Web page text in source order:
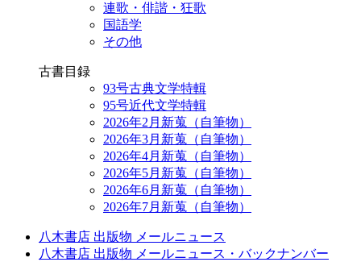
連歌・俳諧・狂歌
国語学
その他
古書目録
93号古典文学特輯
95号近代文学特輯
2026年2月新蒐（自筆物）
2026年3月新蒐（自筆物）
2026年4月新蒐（自筆物）
2026年5月新蒐（自筆物）
2026年6月新蒐（自筆物）
2026年7月新蒐（自筆物）
八木書店 出版物 メールニュース
八木書店 出版物 メールニュース・バックナンバー